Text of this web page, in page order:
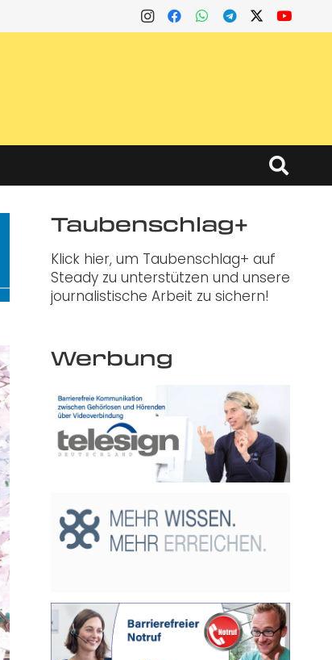
Taubenschlag+
Klick hier, um Taubenschlag+ auf
Steady zu unterstützen und unsere
journalistische Arbeit zu sichern!
Werbung